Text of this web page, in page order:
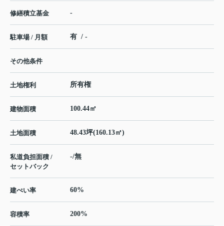
修繕積立基金 -
駐車場 / 月額 有 / -
その他条件
土地権利 所有権
建物面積 100.44㎡
土地面積 48.43坪(160.13㎡)
私道負担面積 /
セットバック
-/無
建ぺい率 60%
容積率 200%